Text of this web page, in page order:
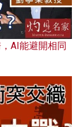
AI能避開相同